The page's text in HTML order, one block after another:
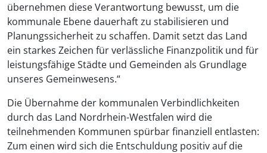
übernehmen diese Verantwortung bewusst, um die
kommunale Ebene dauerhaft zu stabilisieren und
Planungssicherheit zu schaffen. Damit setzt das Land
ein starkes Zeichen für verlässliche Finanzpolitik und für
leistungsfähige Städte und Gemeinden als Grundlage
unseres Gemeinwesens.“
Die Übernahme der kommunalen Verbindlichkeiten
durch das Land Nordrhein-Westfalen wird die
teilnehmenden Kommunen spürbar finanziell entlasten:
Zum einen wird sich die Entschuldung positiv auf die